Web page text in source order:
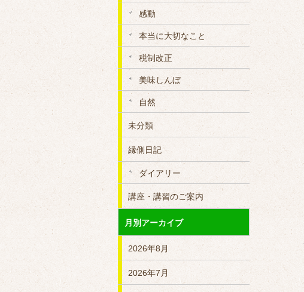
感動
本当に大切なこと
税制改正
美味しんぼ
自然
未分類
縁側日記
ダイアリー
講座・講習のご案内
月別アーカイブ
2026年8月
2026年7月